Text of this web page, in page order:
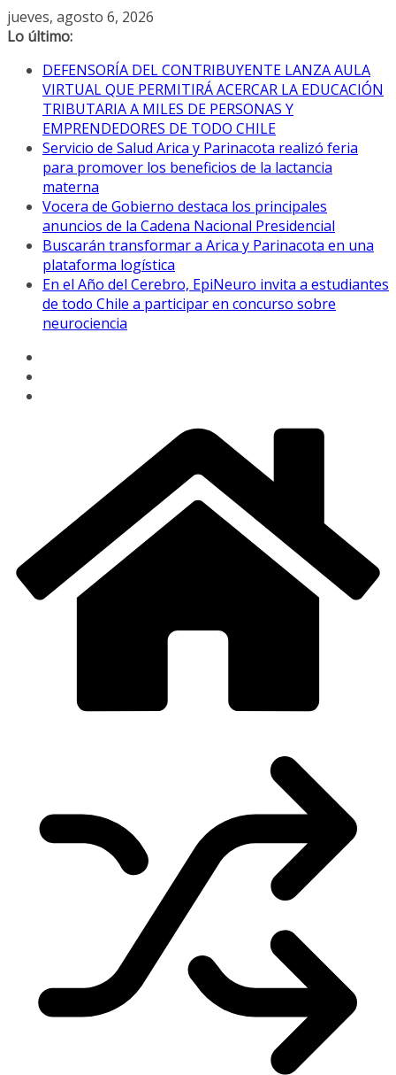
Saltar
al
jueves, agosto 6, 2026
Lo último:
DEFENSORÍA DEL CONTRIBUYENTE LANZA AULA
VIRTUAL QUE PERMITIRÁ ACERCAR LA EDUCACIÓN
TRIBUTARIA A MILES DE PERSONAS Y
EMPRENDEDORES DE TODO CHILE
Servicio de Salud Arica y Parinacota realizó feria
para promover los beneficios de la lactancia
materna
Vocera de Gobierno destaca los principales
anuncios de la Cadena Nacional Presidencial
Buscarán transformar a Arica y Parinacota en una
plataforma logística
En el Año del Cerebro, EpiNeuro invita a estudiantes
de todo Chile a participar en concurso sobre
neurociencia